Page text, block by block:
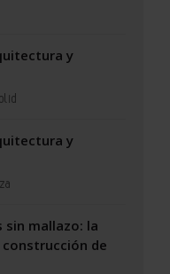
y
y
sin mallazo: la
de